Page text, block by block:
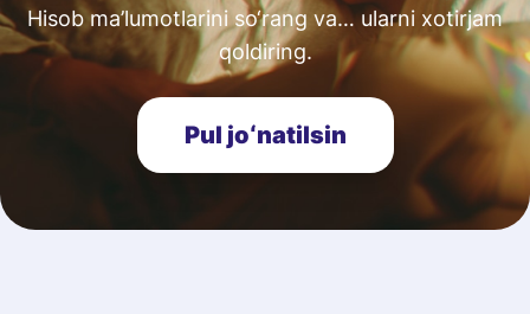
Hisob ma’lumotlarini so‘rang va… ularni xotirjam
qoldiring.
Pul joʻnatilsin